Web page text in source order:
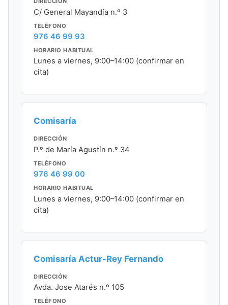
C/ General Mayandía n.º 3
TELÉFONO
976 46 99 93
HORARIO HABITUAL
Lunes a viernes, 9:00–14:00 (confirmar en
cita)
Comisaría
DIRECCIÓN
P.º de María Agustín n.º 34
TELÉFONO
976 46 99 00
HORARIO HABITUAL
Lunes a viernes, 9:00–14:00 (confirmar en
cita)
Comisaría Actur-Rey Fernando
DIRECCIÓN
Avda. Jose Atarés n.º 105
TELÉFONO